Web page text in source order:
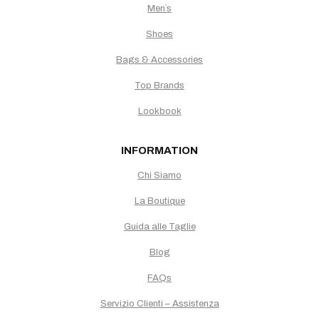
Men`s
Shoes
Bags & Accessories
Top Brands
Lookbook
INFORMATION
Chi Siamo
La Boutique
Guida alle Taglie
Blog
FAQs
Servizio Clienti – Assistenza